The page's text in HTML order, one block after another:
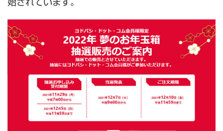
始されています。